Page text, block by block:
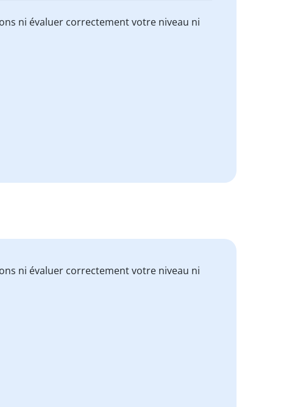
ni évaluer correctement votre niveau ni
ni évaluer correctement votre niveau ni